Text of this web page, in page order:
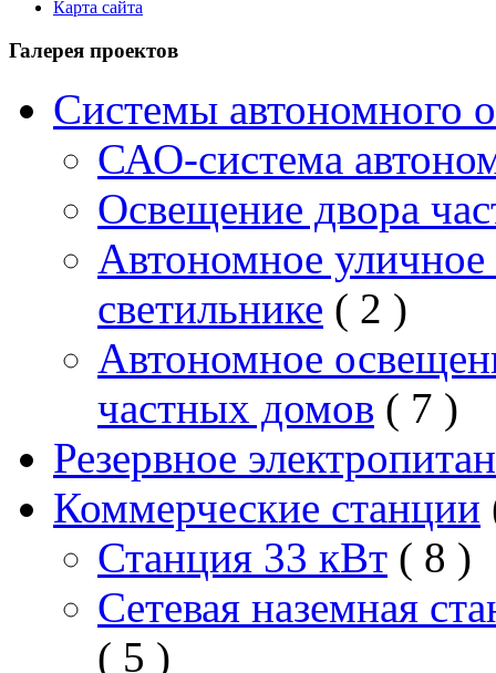
Карта сайта
Галерея проектов
Системы автономного
САО-система
Освещение двора
Автономное
светильнике ( 2 )
Автономное
частных домов ( 7 )
Резервное
Коммерческие станции
Станция 33 кВт ( 8 )
Сетевая наземная
( 5 )